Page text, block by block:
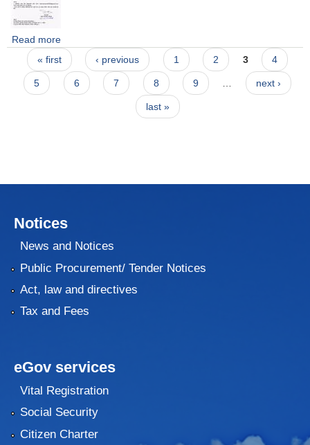
Read more
Pages
« first ‹ previous 1 2 3 4
5 6 7 8 9 … next ›
last »
Notices
News and Notices
Public Procurement/ Tender Notices
Act, law and directives
Tax and Fees
eGov services
Vital Registration
Social Security
Citizen Charter